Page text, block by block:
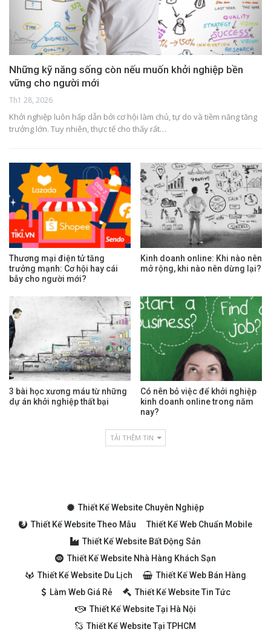
Những kỹ năng sống còn nếu muốn khởi nghiệp bền
vững cho người mới
Th1 28, 2026
Khởi nghiệp luôn hấp dẫn bởi cơ hội làm chủ, tự do và tiềm năng tăng
trưởng lớn. Tuy nhiên, thực tế cho thấy rất…
Thương mại điện tử tăng
trưởng mạnh: Cơ hội hay cái
bẫy cho người mới?
Kinh doanh online: Khi nào nên
mở rộng, khi nào nên dừng lại?
3 bài học xương máu từ những
dự án khởi nghiệp thất bại
Có nên bỏ việc để khởi nghiệp
kinh doanh online trong năm
nay?
TẢI THÊM TIN
Thiết Kế Website Chuyên Nghiệp
Thiết Kế Website Theo Mẫu
Thiết Kế Web Chuẩn Mobile
Thiết Kế Website Bất Động Sản
Thiết Kế Website Nhà Hàng Khách Sạn
Thiết Kế Website Du Lịch
Thiết Kế Web Bán Hàng
Làm Web Giá Rẻ
Thiết Kế Website Tin Tức
Thiết Kế Website Tại Hà Nội
Thiết Kế Website Tại TPHCM